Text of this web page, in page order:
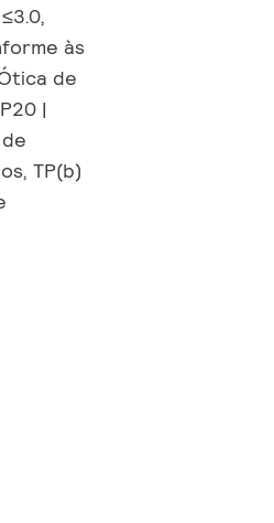
às
de
|
TP(b)